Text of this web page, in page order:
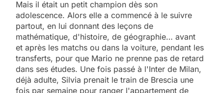
Mais il était un petit champion dès son
adolescence. Alors elle a commencé à le suivre
partout, en lui donnant des leçons de
mathématique, d'histoire, de géographie… avant
et après les matchs ou dans la voiture, pendant les
transferts, pour que Mario ne prenne pas de retard
dans ses études. Une fois passé à l'Inter de Milan,
déjà adulte, Silvia prenait le train de Brescia une
fois par semaine pour ranger l'appartement de